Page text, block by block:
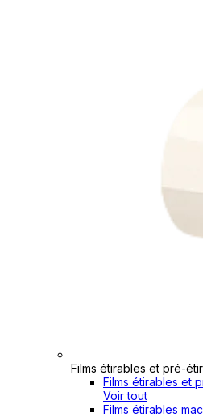
Films étirables et pré-
Films étirables et
Voir tout
Films étirables